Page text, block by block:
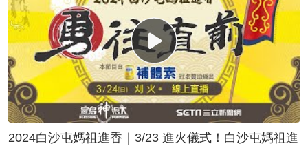
2024白沙屯媽祖進香｜3/23 進火儀式！白沙屯媽祖進